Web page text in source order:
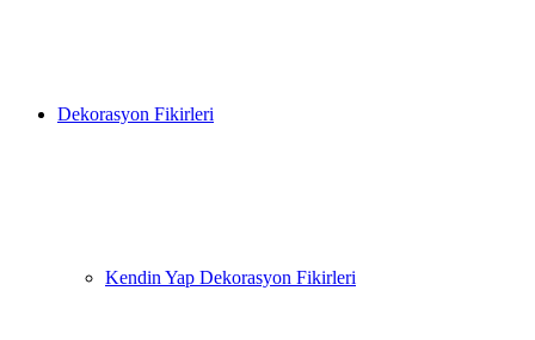
Dekorasyon Fikirleri
Kendin Yap Dekorasyon Fikirleri